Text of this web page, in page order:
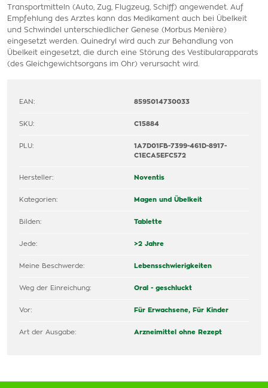
Transportmitteln (Auto, Zug, Flugzeug, Schiff) angewendet. Auf
Empfehlung des Arztes kann das Medikament auch bei Übelkeit
und Schwindel unterschiedlicher Genese (Morbus Menière)
eingesetzt werden. Quinedryl wird auch zur Behandlung von
Übelkeit eingesetzt, die durch eine Störung des Vestibularapparats
(des Gleichgewichtsorgans im Ohr) verursacht wird.
EAN: 8595014730033
SKU: C15884
PLU:
1A7D01FB-7399-461D-8917-
C1ECA5EFC572
Hersteller: Noventis
Kategorien: Magen und Übelkeit
Bilden: Tablette
Jede: >2 Jahre
Meine Beschwerde: Lebensschwierigkeiten
Weg der Einreichung: Oral - geschluckt
Vor: Für Erwachsene, Für Kinder
Art der Ausgabe: Arzneimittel ohne Rezept